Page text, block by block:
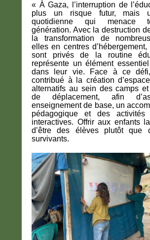
« À Gaza, l’interruption de
plus un risque futur, mais
quotidienne qui menace
génération. Avec la destruction
la transformation de
elles en centres
sont privés de la routine
représente un élément essentiel
dans leur vie. Face à ce
contribué à la création
alternatifs au sein des camps
de déplacement, afin
enseignement de base, un
pédagogique et des activités
interactives. Offrir aux enfants
d’être des élèves plutôt que
survivants.